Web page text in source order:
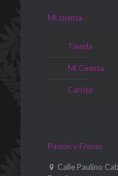
Mi cuenta
Tienda
Mi Cuenta
Carrito
Pasión y Fresas
Calle Paulino